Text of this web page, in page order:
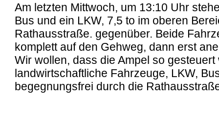
Am letzten Mittwoch, um 13:10 Uhr
Bus und ein LKW, 7,5 to im oberen
Rathausstraße. gegenüber. Beide
komplett auf den Gehweg, dann erst
Wir wollen, dass die Ampel so gesteuert
landwirtschaftliche Fahrzeuge, LKW,
begegnungsfrei durch die